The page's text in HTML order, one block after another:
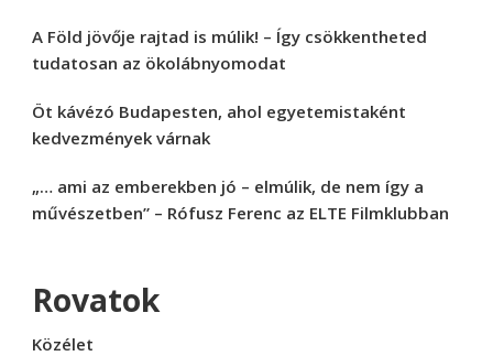
A Föld jövője rajtad is múlik! – Így csökkentheted
tudatosan az ökolábnyomodat
Öt kávézó Budapesten, ahol egyetemistaként
kedvezmények várnak
„… ami az emberekben jó – elmúlik, de nem így a
művészetben” – Rófusz Ferenc az ELTE Filmklubban
Rovatok
Közélet